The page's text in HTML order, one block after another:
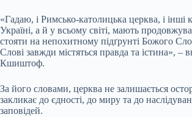
«Гадаю, і Римсько-католицька церква, і інші
Україні, а й у всьому світі, мають
стояти на непохитному підґрунті Божого
Слові завжди містяться правда та істина», –
Кшиштоф.
За його словами, церква не залишається
закликає до єдності, до миру та до
заповідей.